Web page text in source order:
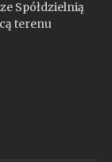
Spółdzielnią
terenu